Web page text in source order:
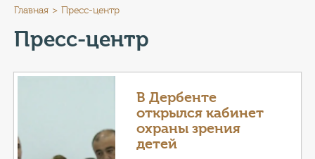
ПРЕСС-ЦЕНТР
ТУРИСТАМ
КОНТАКТЫ
ГЕРОИ Z
Главная Пресс-центр
Пресс-центр
В Дербенте
открылся кабинет
охраны зрения
детей